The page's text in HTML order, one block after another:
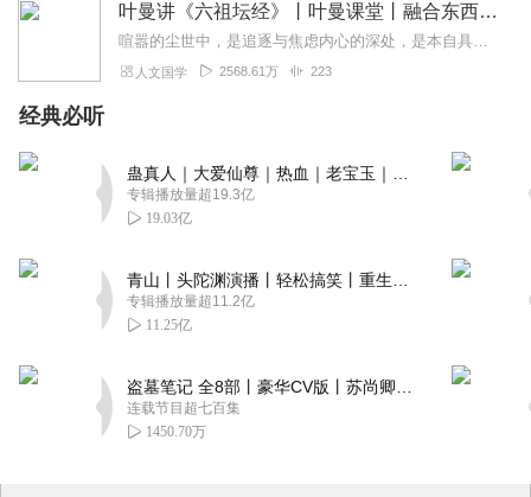
叶曼讲《六祖坛经》丨叶曼课堂丨融合东西国学大师
喧嚣的尘世中，是追逐与焦虑内心的深处，是本自具足的宁静为什么说“菩提自性，本来清净”？为何顿悟不在遥远的庙堂，而在当下的柴米油盐？我们终日寻找的“佛”，究竟在何...
人文国学 2568.61万 223
经典必听
专辑播放量超19.3亿
19.03亿
专辑播放量超11.2亿
11.25亿
连载节目超七百集
1450.70万